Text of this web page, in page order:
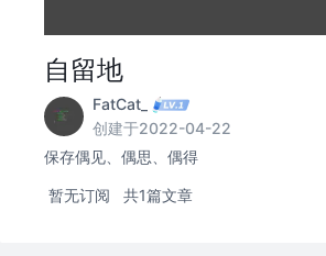
自留地
FatCat_
创建于2022-04-22
保存偶见、偶思、偶得
暂无订阅 共1篇文章